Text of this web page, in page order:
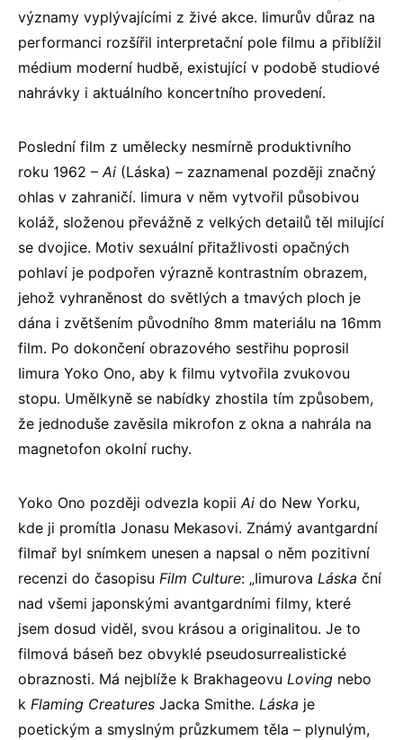
významy vyplývajícími z živé akce. Iimurův důraz na
performanci rozšířil interpretační pole filmu a přiblížil
médium moderní hudbě, existující v podobě studiové
nahrávky i aktuálního koncertního provedení.
Poslední film z umělecky nesmírně produktivního
roku 1962 – Ai (Láska) – zaznamenal později značný
ohlas v zahraničí. Iimura v něm vytvořil působivou
koláž, složenou převážně z velkých detailů těl milující
se dvojice. Motiv sexuální přitažlivosti opačných
pohlaví je podpořen výrazně kontrastním obrazem,
jehož vyhraněnost do světlých a tmavých ploch je
dána i zvětšením původního 8mm materiálu na 16mm
film. Po dokončení obrazového sestřihu poprosil
Iimura Yoko Ono, aby k filmu vytvořila zvukovou
stopu. Umělkyně se nabídky zhostila tím způsobem,
že jednoduše zavěsila mikrofon z okna a nahrála na
magnetofon okolní ruchy.
Yoko Ono později odvezla kopii Ai do New Yorku,
kde ji promítla Jonasu Mekasovi. Známý avantgardní
filmař byl snímkem unesen a napsal o něm pozitivní
recenzi do časopisu Film Culture: „Iimurova Láska ční
nad všemi japonskými avantgardními filmy, které
jsem dosud viděl, svou krásou a originalitou. Je to
filmová báseň bez obvyklé pseudosurrealistické
obraznosti. Má nejblíže k Brakhageovu Loving nebo
k Flaming Creatures Jacka Smithe. Láska je
poetickým a smyslným průzkumem těla – plynulým,